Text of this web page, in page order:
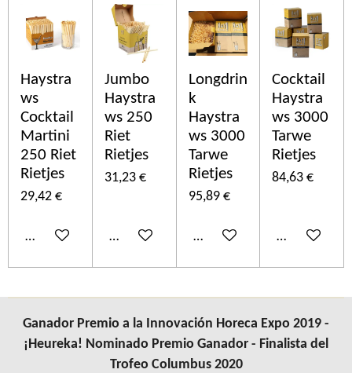
Haystra
ws
Cocktail
Martini
250 Riet
Rietjes
29,42 €
Añadir al carrito
Jumbo
Haystra
ws 250
Riet
Rietjes
31,23 €
Añadir al carrito
Longdrin
k
Haystra
ws 3000
Tarwe
Rietjes
95,89 €
Añadir al carrito
Cocktail
Haystra
ws 3000
Tarwe
Rietjes
84,63 €
Añadir al
Ganador Premio a la Innovación Horeca Expo 2019 -
¡Heureka! Nominado Premio Ganador - Finalista del
Trofeo Columbus 2020